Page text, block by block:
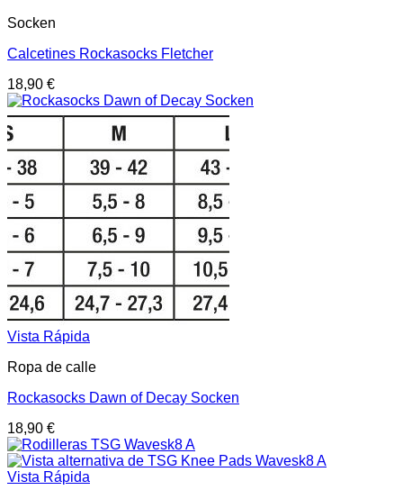
Socken
Calcetines Rockasocks Fletcher
18,90 €
Vista Rápida
Ropa de calle
Rockasocks Dawn of Decay Socken
18,90 €
Vista Rápida